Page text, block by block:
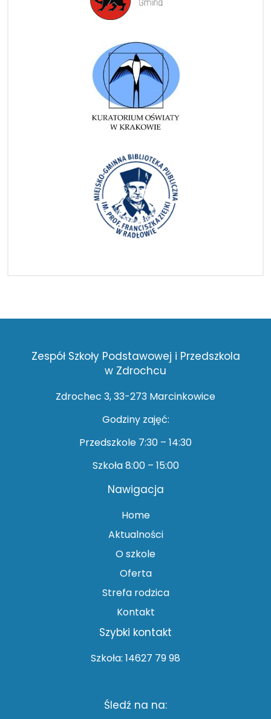
Zespół Szkoły Podstawowej i Przedszkola
w Zdrochcu
Zdrochec 3, 33-273 Marcinkowice
Godziny zajęć:
Przedszkole 7:30 – 14:30
Szkoła 8:00 – 15:00
Nawigacja
Home
Aktualności
O szkole
Oferta
Strefa rodzica
Kontakt
Szybki kontakt
Szkoła: 14627 79 98
Śledź na na: